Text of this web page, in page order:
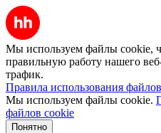
Мы используем файлы cookie,
правильную работу нашего
трафик.
Правила использования
Мы используем файлы cookie.
файлов cookie
Понятно